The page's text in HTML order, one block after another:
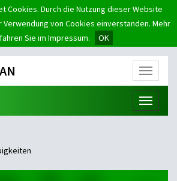
Cookies. Durch die Nutzung dieser Website
von Cookies einverstanden. Mehr
Sie im Impressum.
OK
Menü
Menü